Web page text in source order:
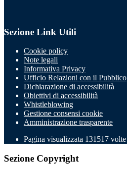
Sezione Link Utili
Cookie policy
Note legali
Informativa Privacy
Ufficio Relazioni con il Pubblico
Dichiarazione di accessibilità
Obiettivi di accessibilità
Whistleblowing
Gestione consensi cookie
Amministrazione trasparente
Pagina visualizzata 131517 volte
Sezione Copyright